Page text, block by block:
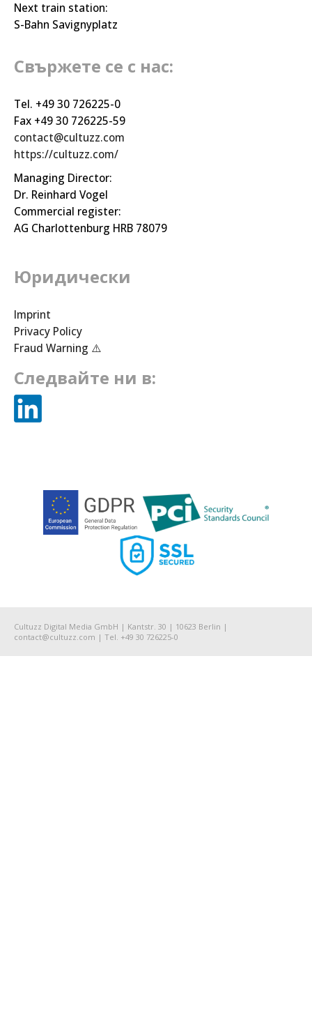
Next train station:
S-Bahn Savignyplatz
Свържете се с нас:
Tel. +49 30 726225-0
Fax +49 30 726225-59
contact@cultuzz.com
https://cultuzz.com/
Managing Director:
Dr. Reinhard Vogel
Commercial register:
AG Charlottenburg HRB 78079
Юридически
Imprint
Privacy Policy
Fraud Warning ⚠️
Следвайте ни в:
Cultuzz Digital Media GmbH | Kantstr. 30 | 10623 Berlin |
contact@cultuzz.com | Tel. +49 30 726225-0